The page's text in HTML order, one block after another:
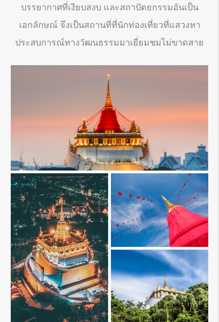
บรรยากาศที่เงียบสงบ และสถาปัตยกรรมอันเป็น
เอกลักษณ์ จึงเป็นสถานที่ที่นักท่องเที่ยวที่แสวงหา
ประสบการณ์ทางวัฒนธรรมมาเยี่ยมชมไม่ขาดสาย